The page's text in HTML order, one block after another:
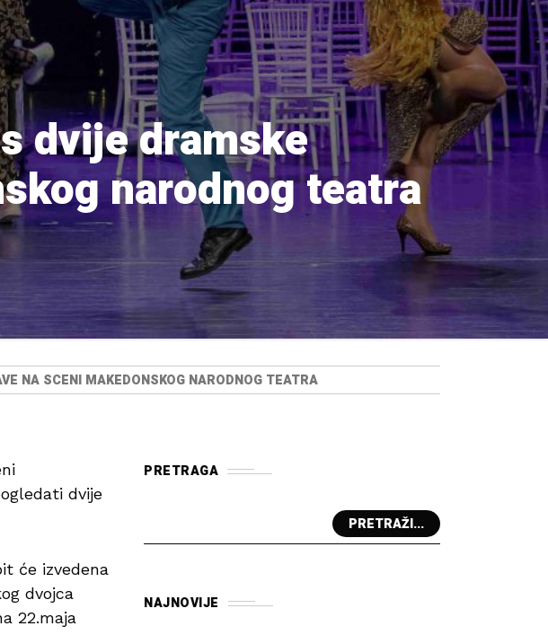
dvije dramske
narodnog teatra
NA SCENI MAKEDONSKOG NARODNOG TEATRA
dvije
će izvedena
dvojca
22.maja
PRETRAGA
PRETRAŽI...
NAJNOVIJE